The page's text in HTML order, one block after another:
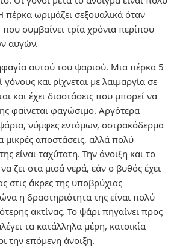
πέρκα ωριμάζει σεξουαλικά όταν
συμβαίνει τρία χρόνια περίπου
αυγών.
αυτού του ψαριού. Μια πέρκα 5
και ρίχνεται με λαιμαργία σε
και έχει διαστάσεις που μπορεί να
φαίνεται φαγώσιμο. Αργότερα
νύμφες εντόμων, οστρακόδερμα
μικρές αποστάσεις, αλλά πολύ
είναι ταχύτατη. Την άνοιξη και το
ζει στα μισά νερά, εάν ο βυθός έχει
στις άκρες της υποβρύχιας
η δραστηριότητα της είναι πολύ
ακτίνας. Το ψάρι πηγαίνει προς
τα κατάλληλα μέρη, κατοικία
την επόμενη άνοιξη.